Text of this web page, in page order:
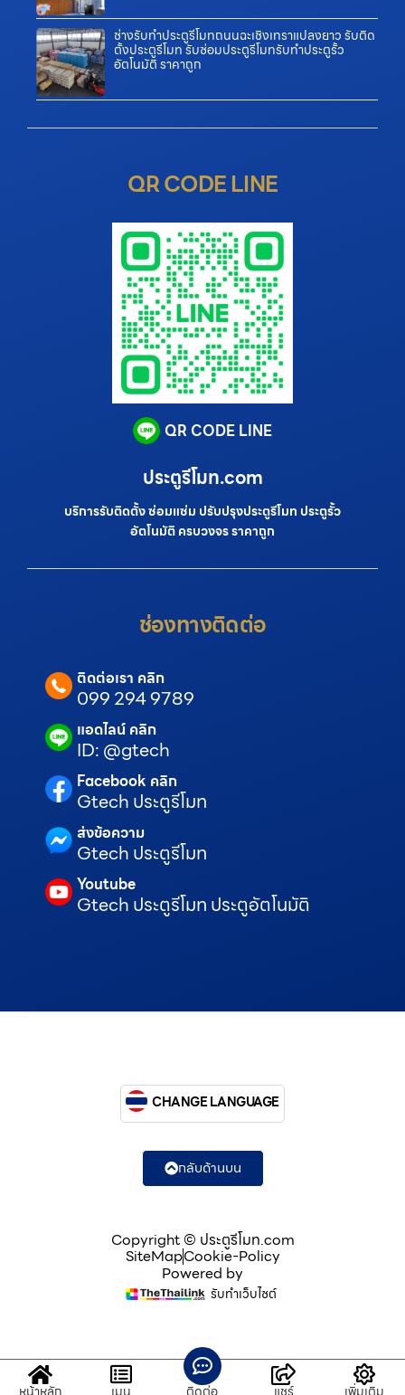
ช่างรับทำประตูรีโมทถนนฉะเชิงเทราแปลงยาว รับติด
ตั้งประตูรีโมท รับซ่อมประตูรีโมทรับทำประตูรั้ว
อัตโนมัติ ราคาถูก
QR CODE LINE
QR CODE LINE
ประตูรีโมท.com
บริการรับติดตั้ง ซ่อมแซ่ม ปรับปรุงประตูรีโมท ประตูรั้ว
อัตโนมัติ ครบวงจร ราคาถูก
ช่องทางติดต่อ
ติดต่อเรา คลิก
099 294 9789
แอดไลน์ คลิก
ID: @gtech
Facebook คลิก
Gtech ประตูรีโมท
ส่งข้อความ
Gtech ประตูรีโมท
Youtube
Gtech ประตูรีโมท ประตูอัตโนมัติ
Copyright © ประตูรีโมท.com
SiteMapCookie-Policy
Powered by
รับทำเว็บไซต์
CHANGE LANGUAGE
กลับด้านบน